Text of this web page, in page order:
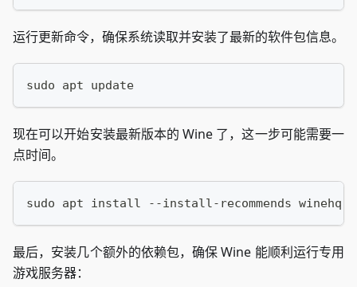
运行更新命令，确保系统读取并安装了最新的软件包信息。
sudo apt update
现在可以开始安装最新版本的 Wine 了，这一步可能需要一
点时间。
sudo apt install --install-recommends winehq-
最后，安装几个额外的依赖包，确保 Wine 能顺利运行专用
游戏服务器：